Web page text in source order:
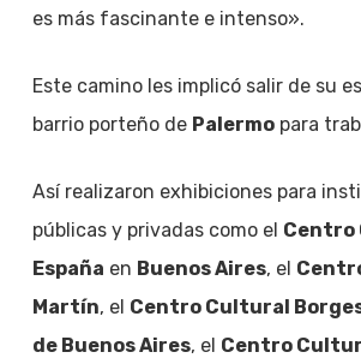
es más fascinante e intenso».
Este camino les implicó salir de su
barrio porteño de Palermopara
Así realizaron exhibiciones para
públicas y privadas como el Centro
España en Buenos Aires, el
Martín, el Centro Cultural
de Buenos Aires, el Centro